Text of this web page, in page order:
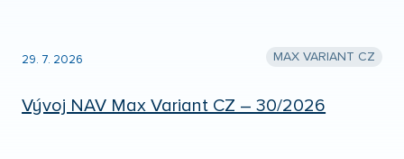
29. 7. 2026 MAX VARIANT CZ
Vývoj NAV Max Variant CZ – 30/2026